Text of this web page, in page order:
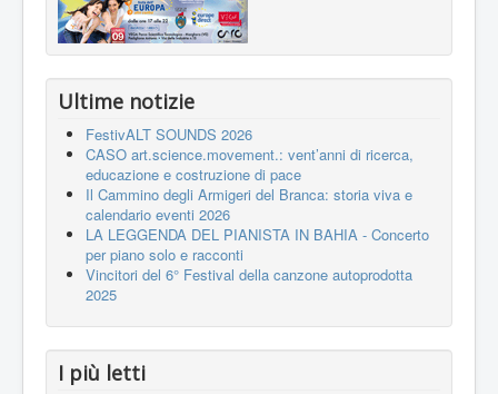
Ultime notizie
FestivALT SOUNDS 2026
CASO art.science.movement.: vent’anni di ricerca,
educazione e costruzione di pace
Il Cammino degli Armigeri del Branca: storia viva e
calendario eventi 2026
LA LEGGENDA DEL PIANISTA IN BAHIA - Concerto
per piano solo e racconti
Vincitori del 6° Festival della canzone autoprodotta
2025
I più letti